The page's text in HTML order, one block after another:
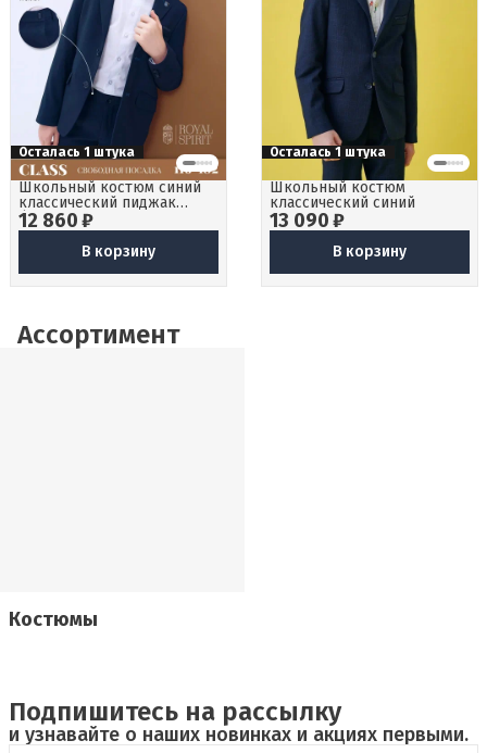
Осталась 1 штука
12 860 ₽
Школьный костюм синий
классический пиджак
брюки
В корзину
Осталась 1 штука
13 090 ₽
Школьный костюм
классический синий
В корзину
Ассортимент
Костюмы
Подпишитесь на рассылку
и узнавайте о наших новинках и акциях первыми.